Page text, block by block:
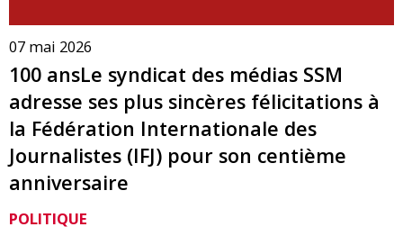
07 mai 2026
100 ansLe syndicat des médias SSM
adresse ses plus sincères félicitations à
la Fédération Internationale des
Journalistes (IFJ) pour son centième
anniversaire
POLITIQUE